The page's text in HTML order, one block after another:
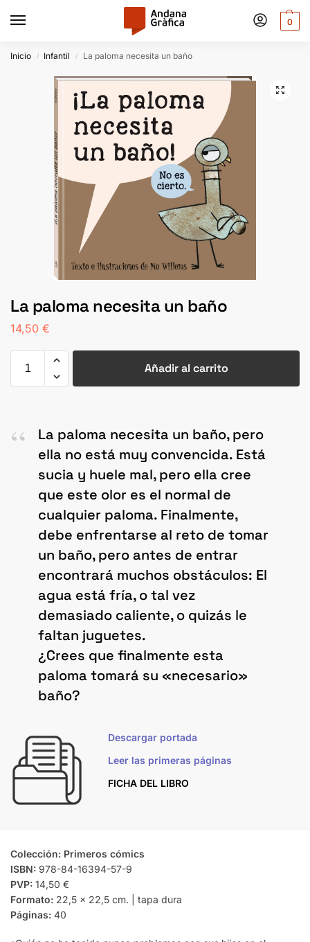
0
Inicio / Infantil / La paloma necesita un baño
La paloma necesita un baño
14,50 €
Añadir al carrito
La paloma necesita un baño, pero
ella no está muy convencida. Está
sucia y huele mal, pero ella cree
que este olor es el normal de
cualquier paloma. Finalmente,
debe enfrentarse al reto de tomar
un baño, pero antes de entrar
encontrará muchos obstáculos: El
agua está fría, o tal vez
demasiado caliente, o quizás le
faltan juguetes.
¿Crees que finalmente esta
paloma tomará su «necesario»
baño?
Descargar portada
Leer las primeras páginas
FICHA DEL LIBRO
Colección: Primeros cómics
ISBN: 978-84-16394-57-9
PVP: 14,50 €
Formato: 22,5 x 22,5 cm. | tapa dura
Páginas: 40